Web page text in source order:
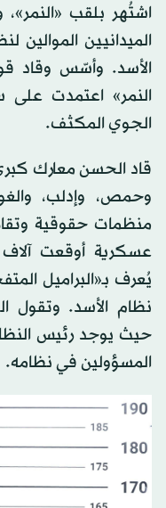
اشتُهر بلقب
الميدانيين الموالين
الأسد. وأسّس وقاد
النمر» اعتمدت على
الجوي المكثف.
قاد الحسن معارك
وحمص، وإدلب،
منظمات حقوقية
عسكرية أوقعت آلاف
يُعرف بـ«البراميل
نظام الأسد. وتقول
حيث يوجد رئيس
المسؤولين في نظامه.